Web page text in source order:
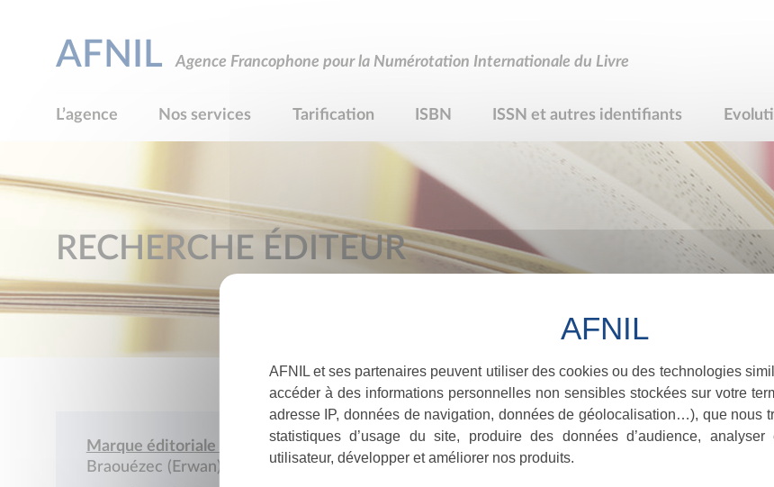
AFNIL Agence Francophone pour la Numérotation Internationale du Livre
L’agence Nos services Tarification ISBN ISSN et autres identifiants
RECHERCHE ÉDITEUR
Marque éditoriale :
Braouézec (Erwan)
AFNIL et ses partenaires peuvent utiliser des cookies ou des technologies
accéder à des informations personnelles non sensibles stockées sur votre
adresse IP, données de navigation, données de géolocalisation…), que nous
statistiques d’usage du site, produire des données d’audience, analyser
utilisateur, développer et améliorer nos produits.